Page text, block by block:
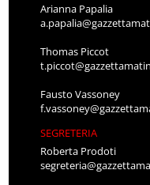
Arianna Papalia
Thomas Piccot
Fausto Vassoney
SEGRETERIA
Roberta Prodoti